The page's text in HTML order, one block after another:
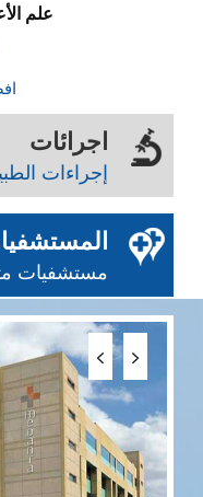
علم
اجرائات
إجراءات
مستشفيات